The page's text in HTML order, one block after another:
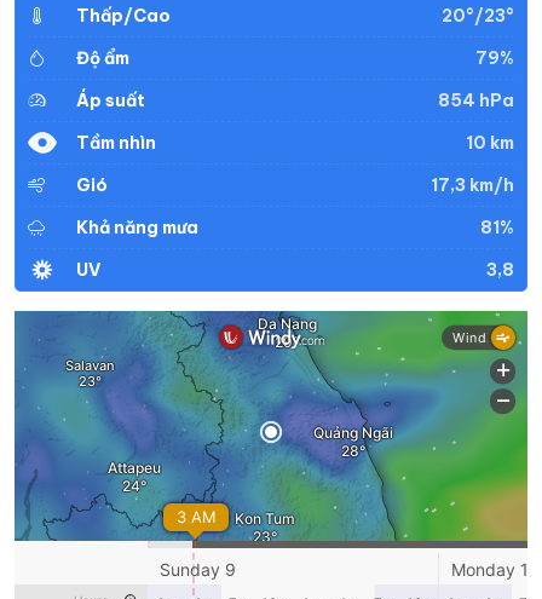
Thấp/Cao
20°/23°
Độ ẩm
79%
Áp suất
854 hPa
Tầm nhìn
10 km
Gió
17,3 km/h
Khả năng mưa
81%
UV
3,8